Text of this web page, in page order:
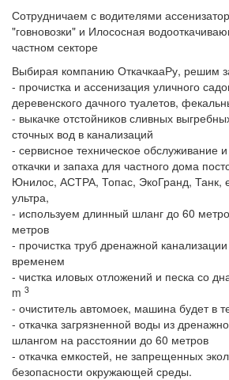
Сотрудничаем с водителями
"говновозки" и Илососная
частном секторе
Выбирая компанию ОткачкааРу, решим
- прочистка и ассенизация уличного
деревенского дачного туалетов,
- выкачке отстойников сливных
сточных вод в канализаций
- сервисное техническое обслуживание
откачки и запаха для частного дома
Юнилос, АСТРА, Топас, ЭкоГранд, Танк,
ультра,
- используем длинный шланг до 60
метров
- прочистка труб дренажной
временем
- чистка иловых отложений и песка со
m 3
- очиститель автомоек, машина будет в
- откачка загрязненной воды из
шлангом на расстоянии до 60 метров
- откачка емкостей, не запрещенных
безопасности окружающей среды.